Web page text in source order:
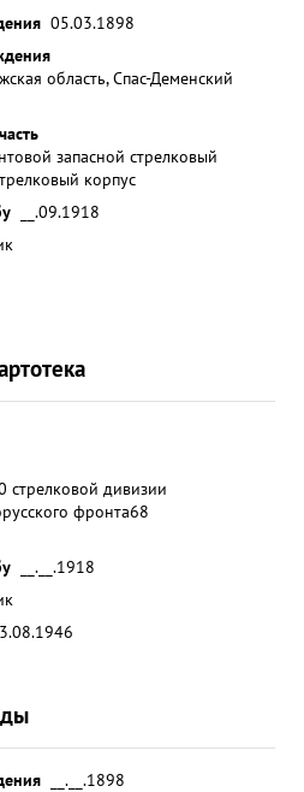
05.03.1898
область, Спас-Деменский
запасной стрелковый
корпус
__.09.1918
стрелковой дивизии
фронта68
__.__.1918
__.__.1898